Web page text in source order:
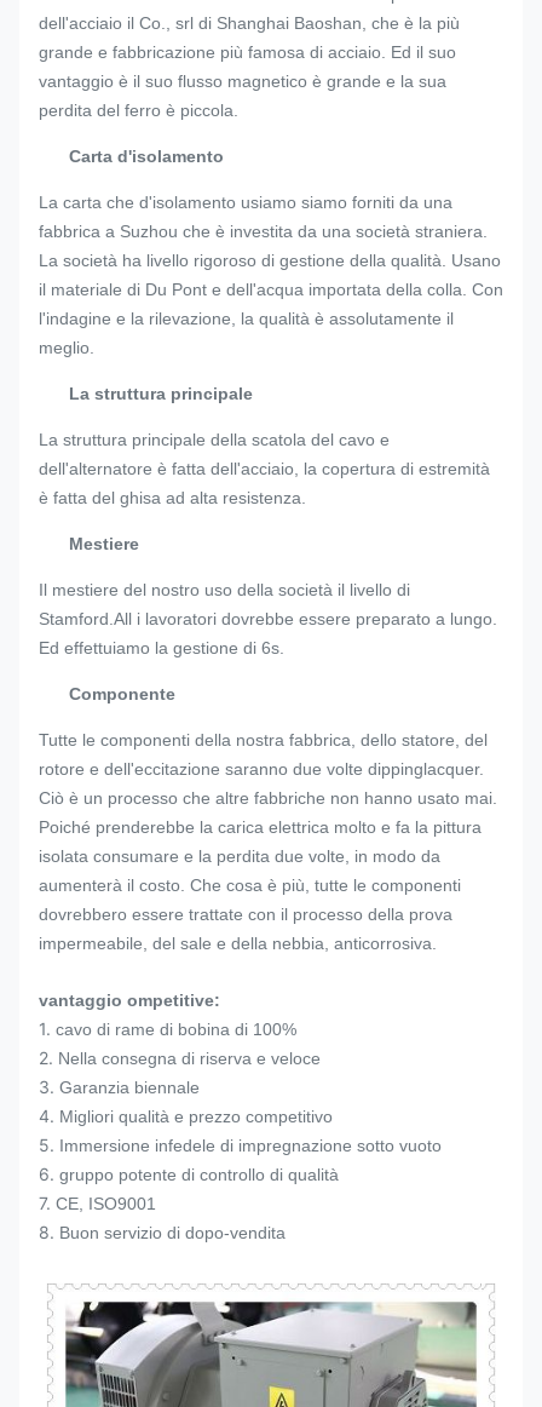
dell'acciaio il Co., srl di Shanghai Baoshan, che è la più
grande e fabbricazione più famosa di acciaio. Ed il suo
vantaggio è il suo flusso magnetico è grande e la sua
perdita del ferro è piccola.
Carta d'isolamento
La carta che d'isolamento usiamo siamo forniti da una
fabbrica a Suzhou che è investita da una società straniera.
La società ha livello rigoroso di gestione della qualità. Usano
il materiale di Du Pont e dell'acqua importata della colla. Con
l'indagine e la rilevazione, la qualità è assolutamente il
meglio.
La struttura principale
La struttura principale della scatola del cavo e
dell'alternatore è fatta dell'acciaio, la copertura di estremità
è fatta del ghisa ad alta resistenza.
Mestiere
Il mestiere del nostro uso della società il livello di
Stamford.All i lavoratori dovrebbe essere preparato a lungo.
Ed effettuiamo la gestione di 6s.
Componente
Tutte le componenti della nostra fabbrica, dello statore, del
rotore e dell'eccitazione saranno due volte dippinglacquer.
Ciò è un processo che altre fabbriche non hanno usato mai.
Poiché prenderebbe la carica elettrica molto e fa la pittura
isolata consumare e la perdita due volte, in modo da
aumenterà il costo. Che cosa è più, tutte le componenti
dovrebbero essere trattate con il processo della prova
impermeabile, del sale e della nebbia, anticorrosiva.
vantaggio ompetitive:
1. cavo di rame di bobina di 100%
2. Nella consegna di riserva e veloce
3. Garanzia biennale
4. Migliori qualità e prezzo competitivo
5. Immersione infedele di impregnazione sotto vuoto
6. gruppo potente di controllo di qualità
7. CE, ISO9001
8. Buon servizio di dopo-vendita